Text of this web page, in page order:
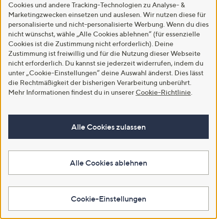
Neu
ANNA VON GRIESHEIM
Jeanshose, 7/8-Länge Barrel-
Style Logo-Stickerei konischer
Beinverlauf
€ 129,99
In den Warenkorb
Neu
STRANDFEIN Jeans,
knöchellang 5-Pocket-Style
mittlere Leibhöhe schmales Bein
€ 109,99
In den Warenkorb
Neu
Neu
Cookies und andere Tracking-Technologien zu Analyse- &
Marketingzwecken einsetzen und auslesen. Wir nutzen diese für
personalisierte und nicht-personalisierte Werbung. Wenn du dies
nicht wünschst, wähle „Alle Cookies ablehnen“ (für essenzielle
Cookies ist die Zustimmung nicht erforderlich). Deine
Zustimmung ist freiwillig und für die Nutzung dieser Webseite
nicht erforderlich. Du kannst sie jederzeit widerrufen, indem du
unter „Cookie-Einstellungen“ deine Auswahl änderst. Dies lässt
die Rechtmäßigkeit der bisherigen Verarbeitung unberührt.
Mehr Informationen findest du in unserer Cookie-Richtlinie
Alle Cookies zulassen
Alle Cookies ablehnen
Cookie-Einstellungen